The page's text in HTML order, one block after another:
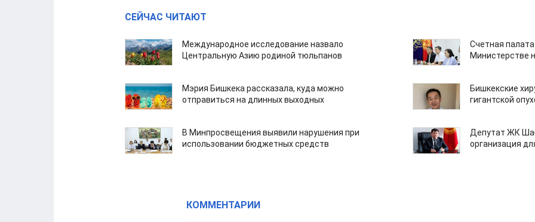
СЕЙЧАС ЧИТАЮТ
Международное исследование назвало
Центральную Азию родиной тюльпанов
Счетная
Министерстве
Мэрия Бишкека рассказала, куда можно
отправиться на длинных выходных
Бишкекские
гигантской
В Минпросвещения выявили нарушения при
использовании бюджетных средств
Депутат ЖК
организация
КОММЕНТАРИИ